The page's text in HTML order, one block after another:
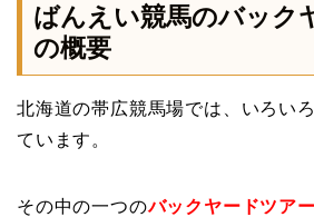
ばんえい競馬のバック
の概要
北海道の帯広競馬場では、いろい
ています。
その中の一つのバックヤードツアー